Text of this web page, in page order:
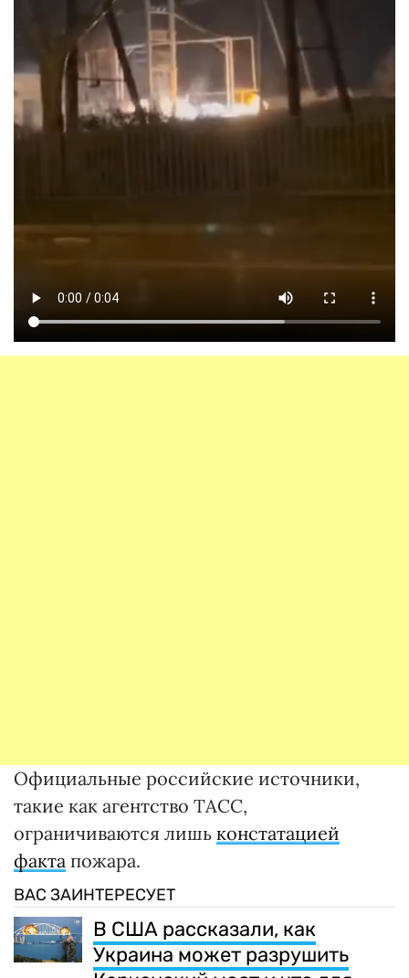
Официальные российские источники,
такие как агентство ТАСС,
ограничиваются лишь констатацией
факта пожара.
ВАС ЗАИНТЕРЕСУЕТ
В США рассказали, как
Украина может разрушить